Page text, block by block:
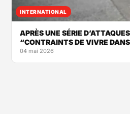
INTERNATIONAL
APRÈS UNE SÉRIE
“CONTRAINTS DE VIVRE
04 mai 2026